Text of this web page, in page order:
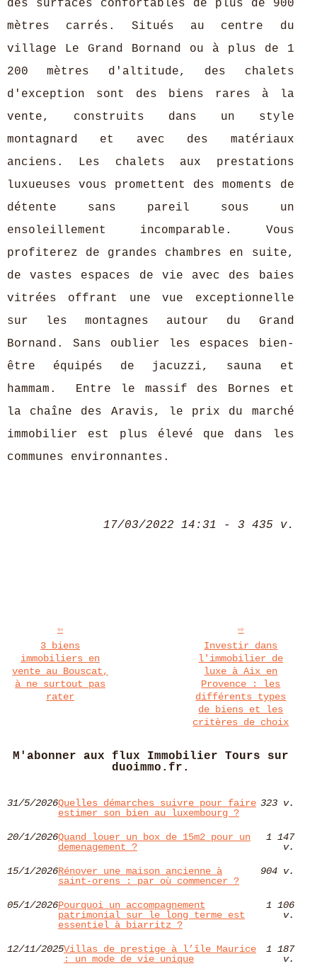
des surfaces confortables de plus de 900
mètres carrés. Situés au centre du
village Le Grand Bornand ou à plus de 1
200 mètres d'altitude, des chalets
d'exception sont des biens rares à la
vente, construits dans un style
montagnard et avec des matériaux
anciens. Les chalets aux prestations
luxueuses vous promettent des moments de
détente sans pareil sous un
ensoleillement incomparable. Vous
profiterez de grandes chambres en suite,
de vastes espaces de vie avec des baies
vitrées offrant une vue exceptionnelle
sur les montagnes autour du Grand
Bornand. Sans oublier les espaces bien-
être équipés de jacuzzi, sauna et
hammam. Entre le massif des Bornes et
la chaîne des Aravis, le prix du marché
immobilier est plus élevé que dans les
communes environnantes.
17/03/2022 14:31 - 3 435 v.
3 biens
immobiliers en
vente au Bouscat,
à ne surtout pas
rater
Investir dans
l'immobilier de
luxe à Aix en
Provence : les
différents types
de biens et les
critères de choix
M'abonner aux flux Immobilier Tours sur
duoimmo.fr.
31/5/2026Quelles démarches suivre pour faire
estimer son bien au luxembourg ?
323 v.
20/1/2026Quand louer un box de 15m2 pour un
demenagement ?
1 147
v.
15/1/2026Rénover une maison ancienne à
saint-orens : par où commencer ?
904 v.
05/1/2026Pourquoi un accompagnement
patrimonial sur le long terme est
essentiel à biarritz ?
1 106
v.
12/11/2025Villas de prestige à l’île Maurice
: un mode de vie unique
1 187
v.